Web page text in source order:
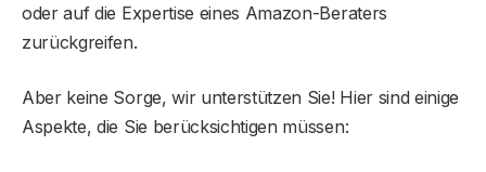
oder auf die Expertise eines Amazon-Beraters
zurückgreifen.
Aber keine Sorge, wir unterstützen Sie! Hier sind einige
Aspekte, die Sie berücksichtigen müssen: